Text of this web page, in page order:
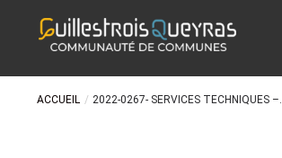
ACCUEIL / 2022-0267- SERVICES TECHNIQUES –...